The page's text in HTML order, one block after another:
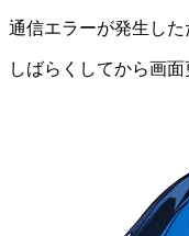
通信エラーが発生した
しばらくしてから画